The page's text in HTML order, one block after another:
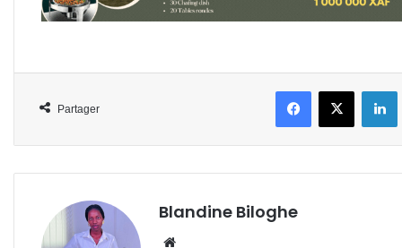
Partager
FacebookX
Blandine Biloghe